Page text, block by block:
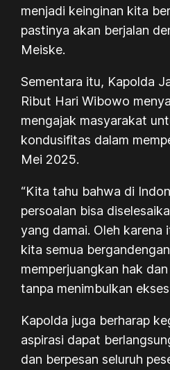
menjadi keinginan kita
pastinya akan berjalan
Meiske.
Sementara itu, Kapolda
Ribut Hari Wibowo
mengajak masyarakat
kondusifitas dalam
Mei 2025.
“Kita tahu bahwa di
persoalan bisa
yang damai. Oleh karena
kita semua
memperjuangkan hak
tanpa menimbulkan
Kapolda juga berharap
aspirasi dapat
dan berpesan seluruh